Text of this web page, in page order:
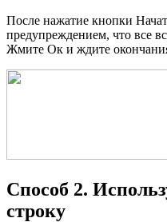
После нажатие кнопки
предупреждением, что все
Жмите Ок и ждите
Способ 2.
строку